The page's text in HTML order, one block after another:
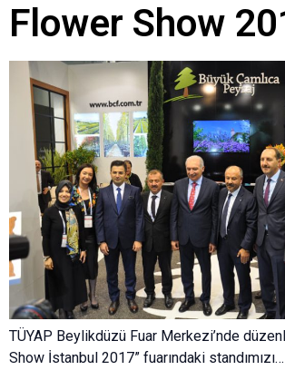
Flower Show
TÜYAP Beylikdüzü Fuar Merkezi’nde
Show İstanbul 2017” fuarındaki standımızı…